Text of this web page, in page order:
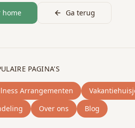
home Ga terug
PAGINA'S
Arrangementen
Over ons Blog